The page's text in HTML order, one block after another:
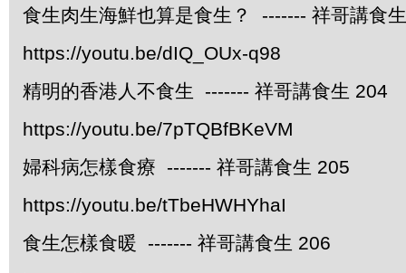
食生肉生海鮮也算是食生？ ------- 祥哥講食
https://youtu.be/dIQ_OUx-q98
精明的香港人不食生 ------- 祥哥講食生 204
https://youtu.be/7pTQBfBKeVM
婦科病怎樣食療 ------- 祥哥講食生 205
https://youtu.be/tTbeHWHYhaI
食生怎樣食暖 ------- 祥哥講食生 206